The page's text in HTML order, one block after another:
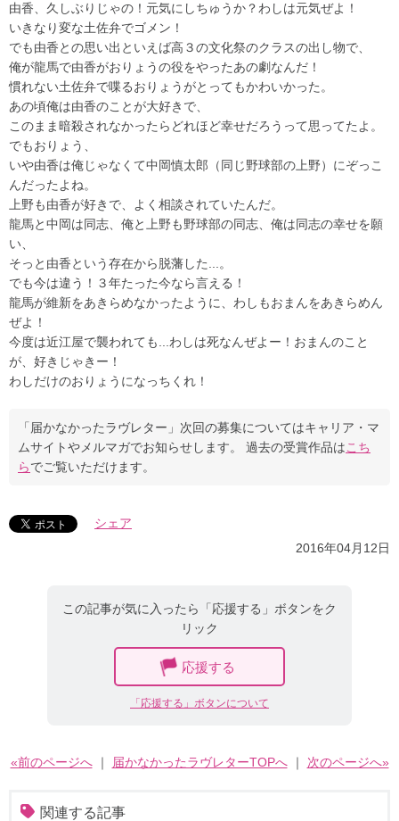
由香、久しぶりじゃの！元気にしちゅうか？わしは元気ぜよ！
いきなり変な土佐弁でゴメン！
でも由香との思い出といえば高３の文化祭のクラスの出し物で、
俺が龍馬で由香がおりょうの役をやったあの劇なんだ！
慣れない土佐弁で喋るおりょうがとってもかわいかった。
あの頃俺は由香のことが大好きで、
このまま暗殺されなかったらどれほど幸せだろうって思ってたよ。
でもおりょう、
いや由香は俺じゃなくて中岡慎太郎（同じ野球部の上野）にぞっこ
んだったよね。
上野も由香が好きで、よく相談されていたんだ。
龍馬と中岡は同志、俺と上野も野球部の同志、俺は同志の幸せを願
い、
そっと由香という存在から脱藩した...。
でも今は違う！３年たった今なら言える！
龍馬が維新をあきらめなかったように、わしもおまんをあきらめん
ぜよ！
今度は近江屋で襲われても...わしは死なんぜよー！おまんのこと
が、好きじゃきー！
わしだけのおりょうになっちくれ！
「届かなかったラヴレター」次回の募集についてはキャリア・マ
ムサイトやメルマガでお知らせします。 過去の受賞作品はこち
らでご覧いただけます。
シェア
2016年04月12日
この記事が気に入ったら「応援する」ボタンをク
リック
応援する
「応援する」ボタンについて
«前のページへ｜ 届かなかったラヴレターTOPへ｜ 次のページへ»
関連する記事